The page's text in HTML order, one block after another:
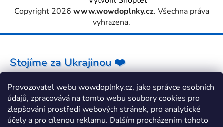
Provozovatel webu wowdoplnky.cz, jako správce osobních
údajů, zpracovává na tomto webu soubory cookies pro
zlepšování prostředí webových stránek, pro analytické
účely a pro cílenou reklamu. Dalším procházením tohoto
Copyright 2026 www.wowdoplnky.cz. Všechna práva
vyhrazena.
Stojíme za Ukrajinou ❤️
Jak a čím pomoci »